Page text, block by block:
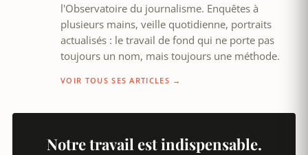
l'Observatoire du journalisme. Enquêtes à
plusieurs mains, veille quotidienne, portraits
actualisés : le travail de fond qui ne porte pas
toujours un nom, mais toujours une méthode.
VOIR TOUS SES ARTICLES →
Notre travail est indispensable.